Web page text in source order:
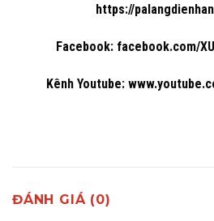
https://
Facebook: facebook.com/
Kênh Youtube:
ĐÁNH GIÁ (0)